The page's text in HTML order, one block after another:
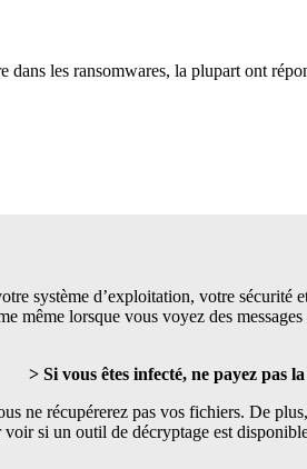
les ransomwares, la plupart ont
système d’exploitation, votre
même lorsque vous voyez des
> Si vous êtes infecté, ne payez pas
ne récupérerez pas vos fichiers. De
si un outil de décryptage est